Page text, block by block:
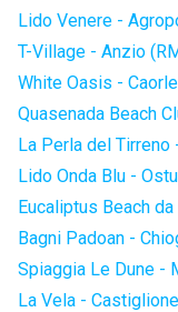
Lido Venere -
T-Village - Anzio
White Oasis -
Quasenada Beach
La Perla del Tirreno
Lido Onda Blu -
Eucaliptus Beach
Bagni Padoan -
Spiaggia Le Dune -
La Vela -